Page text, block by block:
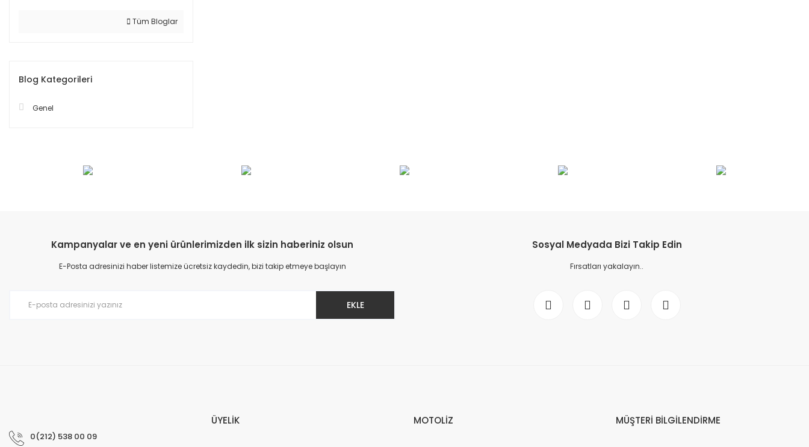
Tüm Bloglar
Blog Kategorileri
Genel
Kampanyalar ve en yeni ürünlerimizden ilk sizin haberiniz olsun
E-Posta adresinizi haber listemize ücretsiz kaydedin, bizi takip etmeye başlayın
EKLE
Sosyal Medyada Bizi Takip Edin
Fırsatları yakalayın..
0(212) 538 00 09
ÜYELİK MOTOLİZ MÜŞTERİ BİLGİLENDİRME